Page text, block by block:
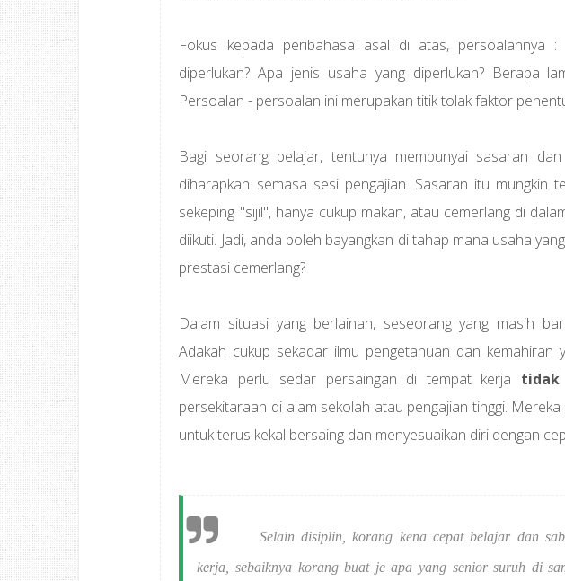
Fokus kepada peribahasa asal di atas, persoalannya
diperlukan? Apa jenis usaha yang diperlukan? Berapa
Persoalan - persoalan ini merupakan titik tolak faktor
Bagi seorang pelajar, tentunya mempunyai sasaran
diharapkan semasa sesi pengajian. Sasaran itu mungkin
sekeping "sijil", hanya cukup makan, atau cemerlang di
diikuti. Jadi, anda boleh bayangkan di tahap mana usaha
prestasi cemerlang?
Dalam situasi yang berlainan, seseorang yang masih
Adakah cukup sekadar ilmu pengetahuan dan kemahiran
Mereka perlu sedar persaingan di tempat kerja tidak
persekitaraan di alam sekolah atau pengajian tinggi.
untuk terus kekal bersaing dan menyesuaikan diri dengan
Selain disiplin, korang kena cepat belajar dan
kerja, sebaiknya korang buat je apa yang senior suruh di